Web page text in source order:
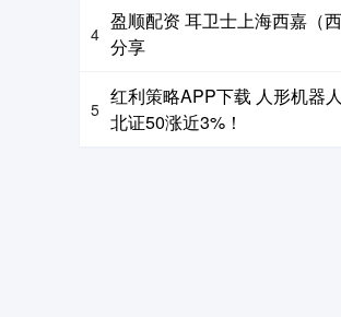
4
盈顺配资 耳卫士上海西嘉（
分享
5
红利策略APP下载 人形机器
北证50涨近3%！